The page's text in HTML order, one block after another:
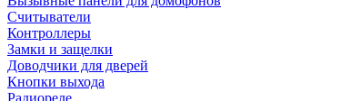
Считыватели
Контроллеры
Замки и защелки
Доводчики для дверей
Кнопки выхода
Радиореле